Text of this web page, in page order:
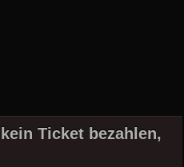
Ticket bezahlen,